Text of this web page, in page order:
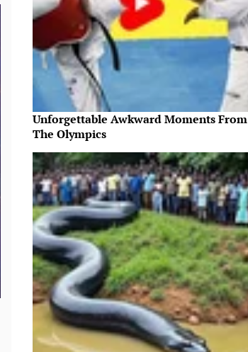
Unforgettable Awkward Moments From
The Olympics